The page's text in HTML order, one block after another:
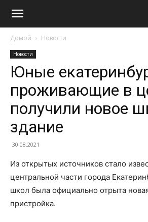
Домой Новости
Новости
Юные
проживающие в
получили новое
здание
30.08.2021
Из открытых источников стало
центральной части города
школ была официально отрыта
пристройка.